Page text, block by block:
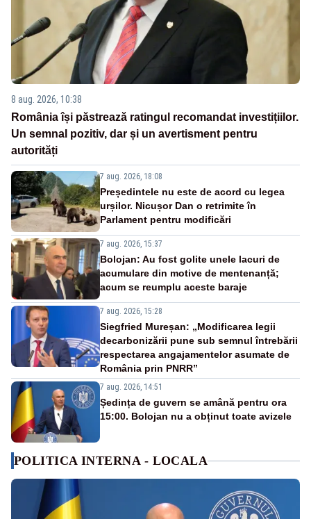
8 aug. 2026, 10:38
România își păstrează ratingul recomandat investițiilor.
Un semnal pozitiv, dar și un avertisment pentru
autorități
7 aug. 2026, 18:08
Președintele nu este de acord cu legea
urșilor. Nicușor Dan o retrimite în
Parlament pentru modificări
7 aug. 2026, 15:37
Bolojan: Au fost golite unele lacuri de
acumulare din motive de mentenanță;
acum se reumplu aceste baraje
7 aug. 2026, 15:28
Siegfried Mureșan: „Modificarea legii
decarbonizării pune sub semnul întrebării
respectarea angajamentelor asumate de
România prin PNRR”
7 aug. 2026, 14:51
Ședința de guvern se amână pentru ora
15:00. Bolojan nu a obținut toate avizele
POLITICA INTERNA - LOCALA